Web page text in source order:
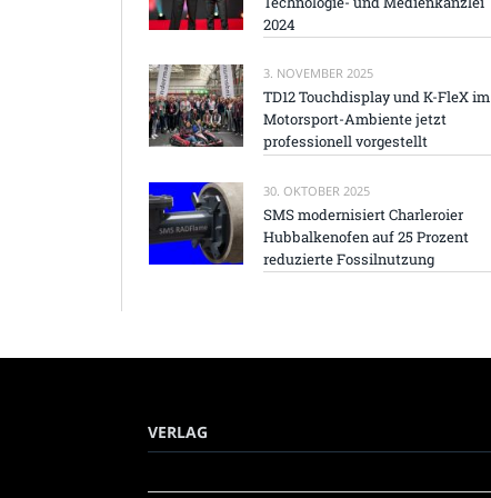
2024
3. NOVEMBER 2025
TD12 Touchdisplay und K-FleX im
Motorsport-Ambiente jetzt
professionell vorgestellt
30. OKTOBER 2025
SMS modernisiert Charleroier
Hubbalkenofen auf 25 Prozent
reduzierte Fossilnutzung
VERLAG